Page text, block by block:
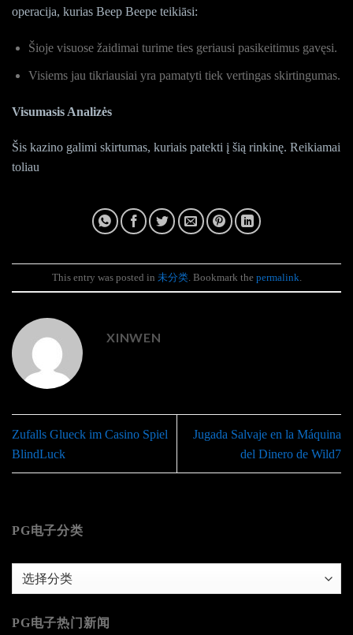
operacija, kurias Beep Beepe teikiāsi:
Šioje visuose žaidimai turime ties geriausi pasikeitimus gavęsi.
Visiems jau tikriausiai yra pamatyti tiek vertingas skirtingumas.
Visumasis Analizės
Šis kazino galimi skirtumas, kuriais patekti į šią rinkinę. Reikiamai
toliau
This entry was posted in 未分类. Bookmark the permalink
XINWEN
Zufalls Glueck im Casino Spiel
BlindLuck
Jugada Salvaje en la Máquina
del Dinero de Wild7
PG电子分类
PG
分
PG电子热门新闻